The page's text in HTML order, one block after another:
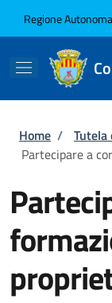
Regione
Briciole
Home / Tutela
Partecipare a